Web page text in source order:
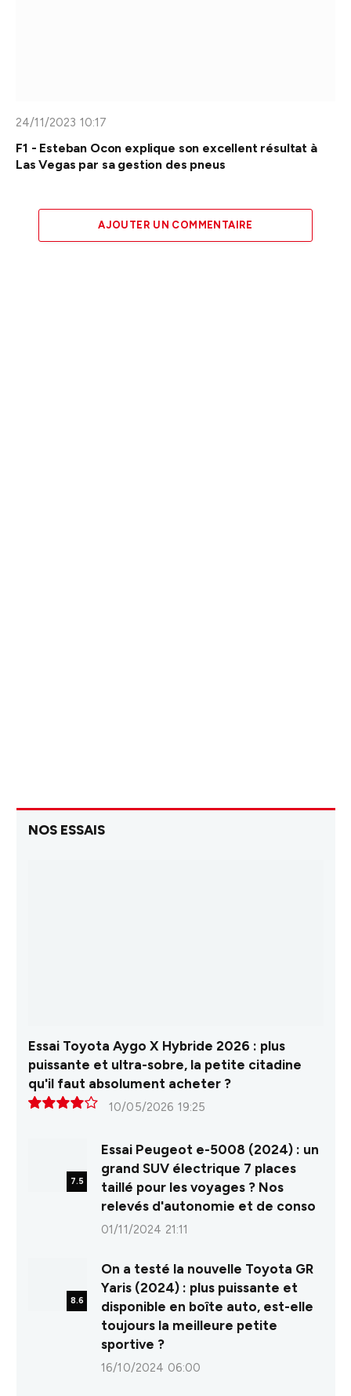
24/11/2023 10:17
F1 - Esteban Ocon explique son excellent résultat à
Las Vegas par sa gestion des pneus
AJOUTER UN COMMENTAIRE
NOS ESSAIS
Essai Toyota Aygo X Hybride 2026 : plus
puissante et ultra-sobre, la petite citadine
qu'il faut absolument acheter ?
10/05/2026 19:25
7.5
Essai Peugeot e-5008 (2024) : un
grand SUV électrique 7 places
taillé pour les voyages ? Nos
relevés d'autonomie et de conso
01/11/2024 21:11
8.6
On a testé la nouvelle Toyota GR
Yaris (2024) : plus puissante et
disponible en boîte auto, est-elle
toujours la meilleure petite
sportive ?
16/10/2024 06:00